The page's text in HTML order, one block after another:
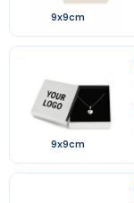
9x9cm
9x9cm